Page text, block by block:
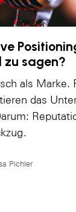
zu sagen?
als Marke.
das
Pichler